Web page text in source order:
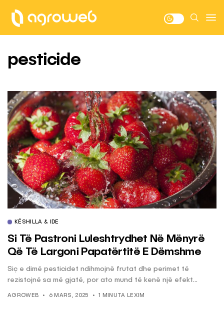
pesticide
KËSHILLA & IDE
Si Të Pastroni Luleshtrydhet Në Mënyrë
Që Të Largoni Papatërtitë E Dëmshme
Siç e dimë pesticidet ndihmojnë frutat dhe perimet të
rezistojnë sa më gjatë, por ato mund të kenë një efekt...
AGROWEB 6 MARS, 2025 1 MINUTA LEXIM